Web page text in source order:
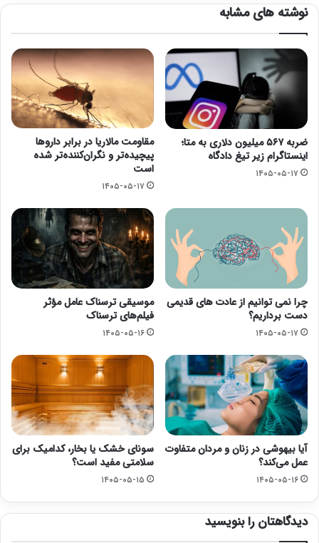
نوشته های مشابه
ضربه ۵۶۷ میلیون دلاری به متا؛
اینستاگرام زیر تیغ دادگاه
۱۴۰۵-۰۵-۱۷
مقاومت مالاریا در برابر داروها
پیچیده‌تر و نگران‌کننده‌تر شده
است
۱۴۰۵-۰۵-۱۷
چرا نمی توانیم از عادت های قدیمی
دست برداریم؟
۱۴۰۵-۰۵-۱۷
موسیقی ترسناک عامل مؤثر
فیلم‌های ترسناک
۱۴۰۵-۰۵-۱۶
آیا بیهوشی در زنان و مردان متفاوت
عمل می‌کند؟
۱۴۰۵-۰۵-۱۶
سونای خشک یا بخار، کدامیک برای
سلامتی مفید است؟
۱۴۰۵-۰۵-۱۵
دیدگاهتان را بنویسید